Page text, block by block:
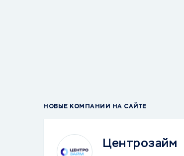
НОВЫЕ КОМПАНИИ НА САЙТЕ
Центрозайм